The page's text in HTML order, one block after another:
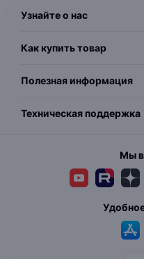
Узнайте о нас
Как купить товар
Полезная информация
Техническая поддержка
Мы в